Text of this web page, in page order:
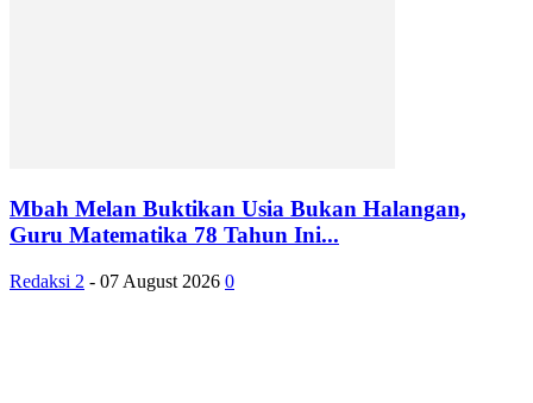
Mbah Melan Buktikan Usia Bukan Halangan,
Guru Matematika 78 Tahun Ini...
Redaksi 2 - 07 August 2026 0